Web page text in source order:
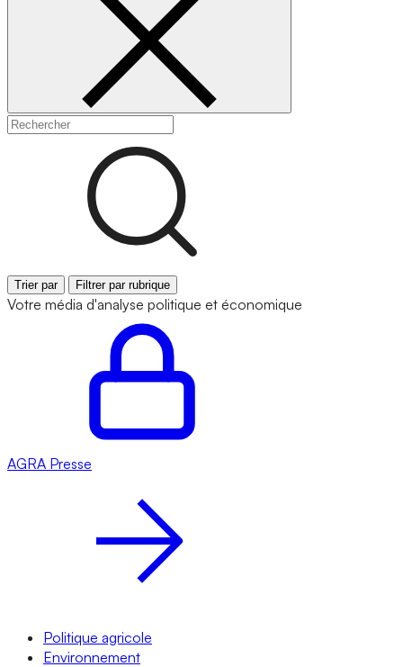
Trier par Filtrer par rubrique
Votre média d'analyse politique et économique
AGRA Presse
Politique agricole
Environnement